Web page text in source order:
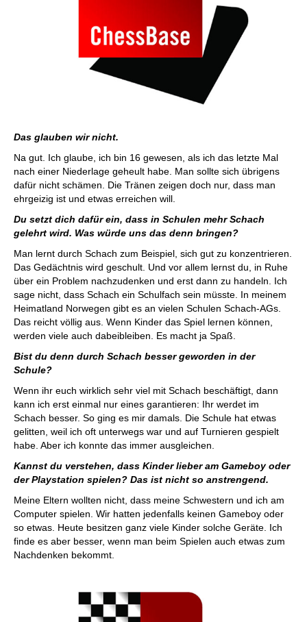
Das glauben wir nicht.
Na gut. Ich glaube, ich bin 16 gewesen, als ich das letzte Mal
nach einer Niederlage geheult habe. Man sollte sich übrigens
dafür nicht schämen. Die Tränen zeigen doch nur, dass man
ehrgeizig ist und etwas erreichen will.
Du setzt dich dafür ein, dass in Schulen mehr Schach
gelehrt wird. Was würde uns das denn bringen?
Man lernt durch Schach zum Beispiel, sich gut zu konzentrieren.
Das Gedächtnis wird geschult. Und vor allem lernst du, in Ruhe
über ein Problem nachzudenken und erst dann zu handeln. Ich
sage nicht, dass Schach ein Schulfach sein müsste. In meinem
Heimatland Norwegen gibt es an vielen Schulen Schach-AGs.
Das reicht völlig aus. Wenn Kinder das Spiel lernen können,
werden viele auch dabeibleiben. Es macht ja Spaß.
Bist du denn durch Schach besser geworden in der
Schule?
Wenn ihr euch wirklich sehr viel mit Schach beschäftigt, dann
kann ich erst einmal nur eines garantieren: Ihr werdet im
Schach besser. So ging es mir damals. Die Schule hat etwas
gelitten, weil ich oft unterwegs war und auf Turnieren gespielt
habe. Aber ich konnte das immer ausgleichen.
Kannst du verstehen, dass Kinder lieber am Gameboy oder
der Playstation spielen? Das ist nicht so anstrengend.
Meine Eltern wollten nicht, dass meine Schwestern und ich am
Computer spielen. Wir hatten jedenfalls keinen Gameboy oder
so etwas. Heute besitzen ganz viele Kinder solche Geräte. Ich
finde es aber besser, wenn man beim Spielen auch etwas zum
Nachdenken bekommt.